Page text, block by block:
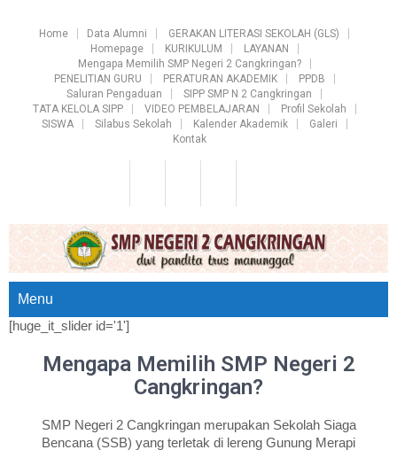
Home Data Alumni
GERAKAN LITERASI SEKOLAH (GLS)
Homepage
KURIKULUM
LAYANAN
Mengapa Memilih SMP Negeri 2 Cangkringan?
PENELITIAN GURU
PERATURAN AKADEMIK
PPDB
Saluran Pengaduan
SIPP SMP N 2 Cangkringan
TATA KELOLA SIPP
VIDEO PEMBELAJARAN
Profil Sekolah
SISWA
Silabus Sekolah Kalender Akademik
Galeri
Kontak
Menu
[huge_it_slider id='1']
Mengapa Memilih SMP Negeri 2
Cangkringan?
SMP Negeri 2 Cangkringan merupakan Sekolah Siaga
Bencana (SSB) yang terletak di lereng Gunung Merapi